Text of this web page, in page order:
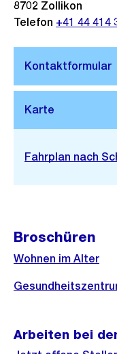
Stadtplan 3D
Externer
Fahrplan nach
8702 Zollikon
Telefon +41 44 414
Broschüren
Wohnen im Alter
Arbeiten bei